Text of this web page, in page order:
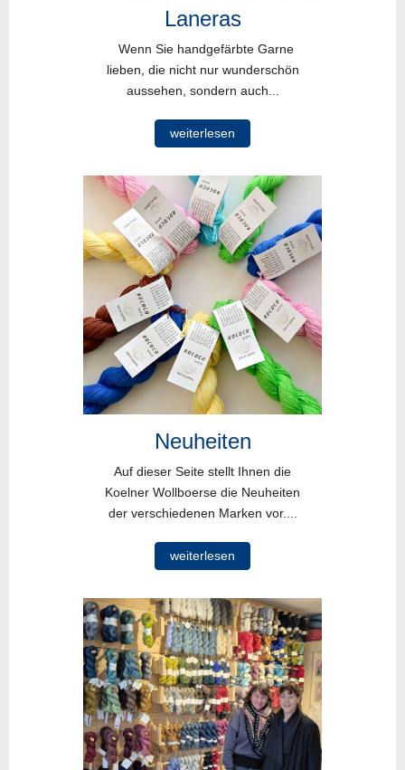
Laneras
Wenn Sie handgefärbte Garne
lieben, die nicht nur wunderschön
aussehen, sondern auch...
weiterlesen
Neuheiten
Auf dieser Seite stellt Ihnen die
Koelner Wollboerse die Neuheiten
der verschiedenen Marken vor....
weiterlesen